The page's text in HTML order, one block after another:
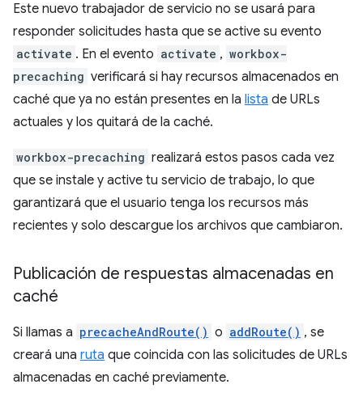
Este nuevo trabajador de servicio no se usará para
responder solicitudes hasta que se active su evento
activate . En el evento activate , workbox-
precaching verificará si hay recursos almacenados en
caché que ya no están presentes en la lista de URLs
actuales y los quitará de la caché.
workbox-precaching realizará estos pasos cada vez
que se instale y active tu servicio de trabajo, lo que
garantizará que el usuario tenga los recursos más
recientes y solo descargue los archivos que cambiaron.
Publicación de respuestas almacenadas en
caché
Si llamas a precacheAndRoute() o addRoute() , se
creará una ruta que coincida con las solicitudes de URLs
almacenadas en caché previamente.